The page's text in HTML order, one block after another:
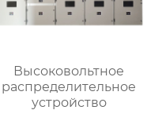
Высоковольтное
распределительное
устройство